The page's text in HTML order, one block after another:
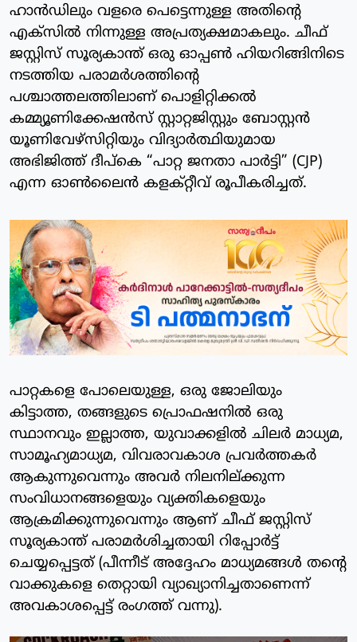
ഹാൻഡിലും വളരെ പെട്ടെന്നുള്ള അതിന്റെ
എക്‌സിൽ നിന്നുള്ള അപ്രത്യക്ഷമാകലും. ചീഫ്
ജസ്റ്റിസ് സൂര്യകാന്ത് ഒരു ഓപ്പൺ ഹിയറിങ്ങിനിടെ
നടത്തിയ പരാമർശത്തിന്റെ
പശ്ചാത്തലത്തിലാണ് പൊളിറ്റിക്കൽ
കമ്മ്യൂണിക്കേഷൻസ് സ്റ്റാറ്റജിസ്റ്റും ബോസ്റ്റൻ
യൂണിവേഴ്‌സിറ്റിയും വിദ്യാർത്ഥിയുമായ
അഭിജിത്ത് ദീപ്‌കെ “പാറ്റ ജനതാ പാർട്ടി” (CJP)
എന്ന ഓൺലൈൻ കളക്റ്റീവ് രൂപീകരിച്ചത്.
പാറ്റകളെ പോലെയുള്ള, ഒരു ജോലിയും
കിട്ടാത്ത, തങ്ങളുടെ പ്രൊഫഷനിൽ ഒരു
സ്ഥാനവും ഇല്ലാത്ത, യുവാക്കളിൽ ചിലർ മാധ്യമ,
സാമൂഹ്യമാധ്യമ, വിവരാവകാശ പ്രവർത്തകർ
ആകുന്നുവെന്നും അവർ നിലനില്ക്കുന്ന
സംവിധാനങ്ങളെയും വ്യക്തികളെയും
ആക്രമിക്കുന്നുവെന്നും ആണ് ചീഫ് ജസ്റ്റിസ്
സൂര്യകാന്ത് പരാമർശിച്ചതായി റിപ്പോർട്ട്
ചെയ്യപ്പെട്ടത് (പീന്നീട് അദ്ദേഹം മാധ്യമങ്ങൾ തന്റെ
വാക്കുകളെ തെറ്റായി വ്യാഖ്യാനിച്ചതാണെന്ന്
അവകാശപ്പെട്ട് രംഗത്ത് വന്നു).